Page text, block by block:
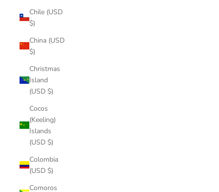
Chile (USD
$)
China (USD
$)
Christmas
Island
(USD $)
Cocos
(Keeling)
Islands
(USD $)
Colombia
(USD $)
Comoros